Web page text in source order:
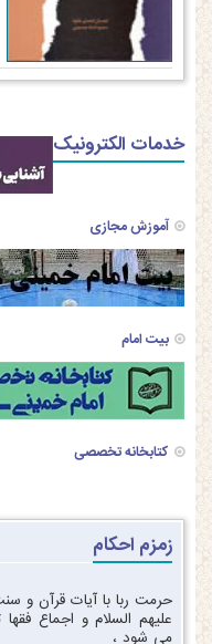
خدمات الکترونیک
آموزش مجازی
بیت امام
کتابخانه تخصصی
زمزم احکام
حرمت ربا با آیات قرآن
علیهم السلام و اجماع
می شود ،